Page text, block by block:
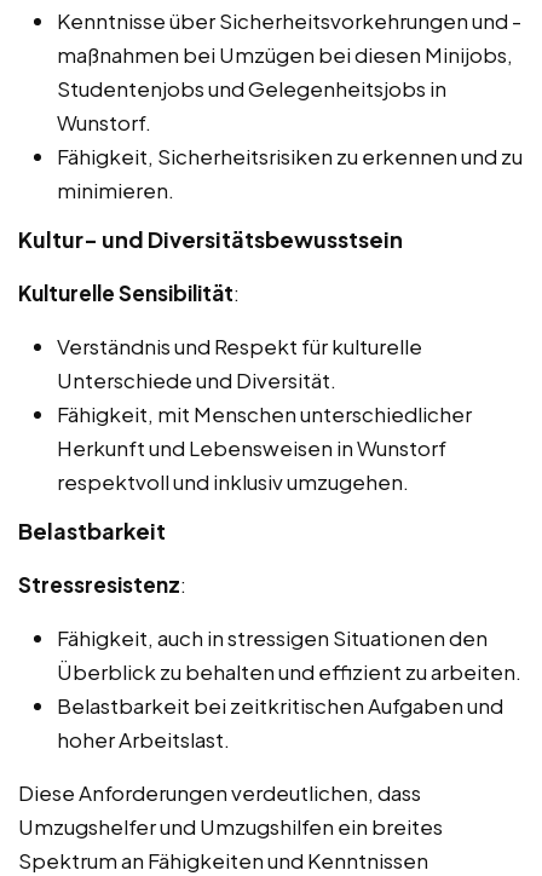
Kenntnisse über Sicherheitsvorkehrungen und -
maßnahmen bei Umzügen bei diesen Minijobs,
Studentenjobs und Gelegenheitsjobs in
Wunstorf.
Fähigkeit, Sicherheitsrisiken zu erkennen und zu
minimieren.
Kultur- und Diversitätsbewusstsein
Kulturelle Sensibilität:
Verständnis und Respekt für kulturelle
Unterschiede und Diversität.
Fähigkeit, mit Menschen unterschiedlicher
Herkunft und Lebensweisen in Wunstorf
respektvoll und inklusiv umzugehen.
Belastbarkeit
Stressresistenz:
Fähigkeit, auch in stressigen Situationen den
Überblick zu behalten und effizient zu arbeiten.
Belastbarkeit bei zeitkritischen Aufgaben und
hoher Arbeitslast.
Diese Anforderungen verdeutlichen, dass
Umzugshelfer und Umzugshilfen ein breites
Spektrum an Fähigkeiten und Kenntnissen